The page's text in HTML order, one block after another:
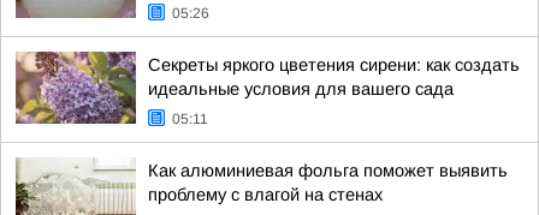
05:26
Секреты яркого цветения сирени: как создать
идеальные условия для вашего сада
05:11
Как алюминиевая фольга поможет выявить
проблему с влагой на стенах